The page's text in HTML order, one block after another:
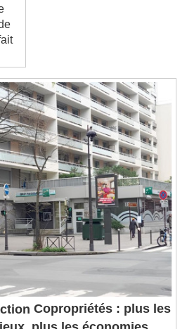
Copropriétés : plus les